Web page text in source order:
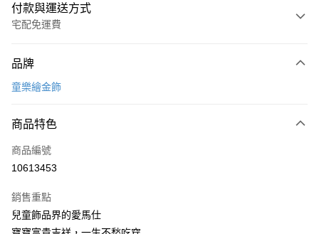
付款與運送方式
宅配免運費
信用卡一次付款
6 期 0 利率 每期
合作金庫商業銀行
上海商業儲蓄銀行
臺灣中小企業銀行
匯豐（台灣）商業銀行
LINE Pay
Apple Pay
街口支付
悠遊付
品牌
童樂繪金飾
商品特色
商品編號
10613453
銷售重點
兒童飾品界的愛馬仕